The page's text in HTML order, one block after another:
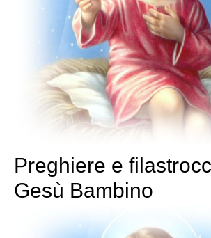
Preghiere e
Gesù Bambino